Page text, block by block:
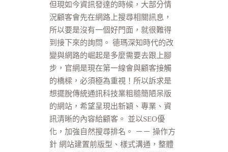
但現如今資訊發達的時候，大部分情
況顧客會先在網路上搜尋相關訊息，
所以要是沒有一個好門面，就很難得
到接下來的詢問。 德瑪深知時代的改
變與網路的崛起是多麼需要去跟上腳
步，官網是現在第一線會與顧客接觸
的橋樑，必須極為重視！所以訴求是
想擺脫傳統通訊科技業粗糙簡陋呆版
的網站，希望呈現出新穎、專業、資
訊清晰的內容給顧客。 並以SEO優
化，加強自然搜尋排名。 －－ 操作方
針 網站建置前版型、樣式溝通，整體